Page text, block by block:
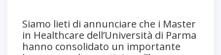
Siamo lieti di annunciare che i Master
in Healthcare dell’Università di Parma
hanno consolidato un importante